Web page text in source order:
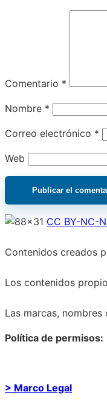
Comentario *
Nombre *
Correo electrónico *
Web
CC BY-NC-
Contenidos creados
Los contenidos
Las marcas,
Política de permisos:
> Marco Legal